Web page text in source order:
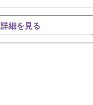
詳細を見る